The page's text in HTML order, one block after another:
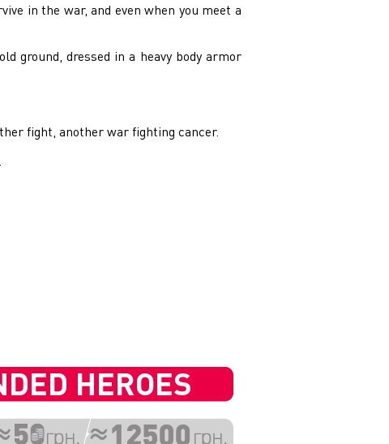
in the war, and even when you meet a
ground, dressed in a heavy body armor
fight, another war fighting cancer.